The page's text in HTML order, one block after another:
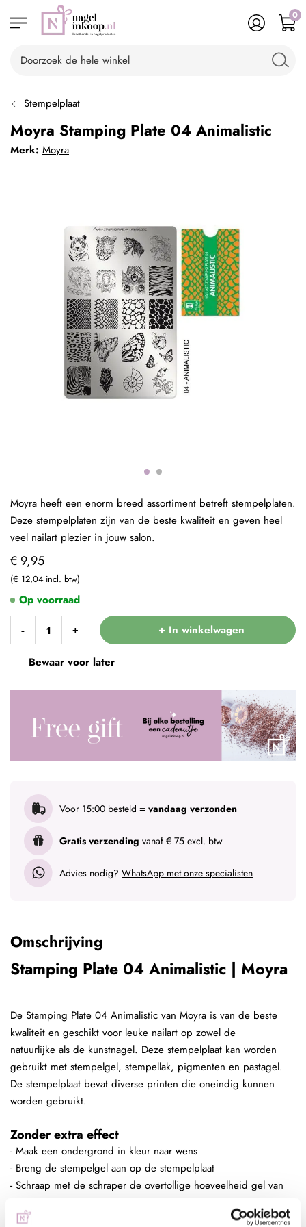
0
Stempelplaat
Moyra Stamping Plate 04 Animalistic
Merk: Moyra
€ 9,95
€ 12,04
- + + In winkelwagen
Bewaar voor later
Voor 15:00 besteld = vandaag verzonden
Gratis verzending vanaf € 75 excl. btw
Advies nodig? WhatsApp met onze specialisten
Op voorraad
Moyra heeft een enorm breed assortiment betreft stempelplaten.
Deze stempelplaten zijn van de beste kwaliteit en geven heel
veel nailart plezier in jouw salon.
Omschrijving
Stamping Plate 04 Animalistic | Moyra
De Stamping Plate 04 Animalistic van Moyra is van de beste
kwaliteit en geschikt voor leuke nailart op zowel de
natuurlijke als de kunstnagel. Deze stempelplaat kan worden
gebruikt met stempelgel, stempellak, pigmenten en pastagel.
De stempelplaat bevat diverse printen die oneindig kunnen
worden gebruikt.
Zonder extra effect
- Maak een ondergrond in kleur naar wens
- Breng de stempelgel aan op de stempelplaat
- Schraap met de schraper de overtollige hoeveelheid gel van
de plaat
- Duw de stempelaar op de stempelplaat